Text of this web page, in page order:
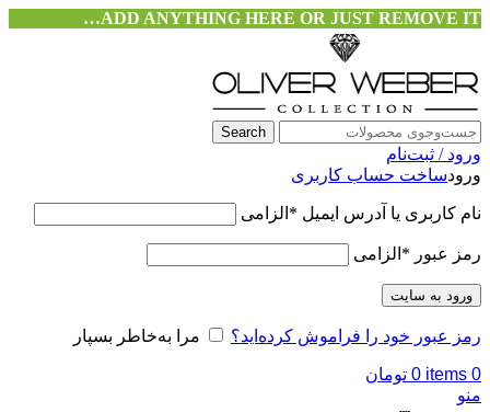
ADD ANYTHING HERE OR JUST REMOVE IT…
Search
ورود / ثبت‌نام
ورودساخت حساب کاربری
نام کاربری یا آدرس ایمیل * الزامی
رمز عبور * الزامی
ورود به سایت
رمز عبور خود را فراموش کرده‌اید؟ مرا به‌خاطر بسپار
0
items
0 تومان
منو